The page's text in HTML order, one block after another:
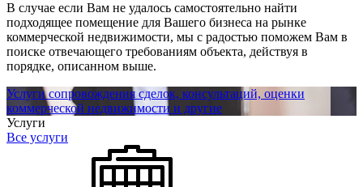
В случае если Вам не удалось самостоятельно найти
подходящее помещение для Вашего бизнеса на рынке
коммерческой недвижимости, мы с радостью поможем Вам в
поиске отвечающего требованиям объекта, действуя в
порядке, описанном выше.
Услуги сопровождения сделок, консультаций, оценки
коммерческой недвижимости и другие
Услуги
Все услуги